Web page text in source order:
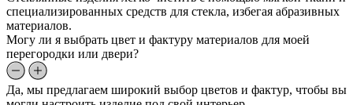
специализированных средств для стекла, избегая абразивных
материалов.
Могу ли я выбрать цвет и фактуру материалов для моей
перегородки или двери?
Да, мы предлагаем широкий выбор цветов и фактур, чтобы вы